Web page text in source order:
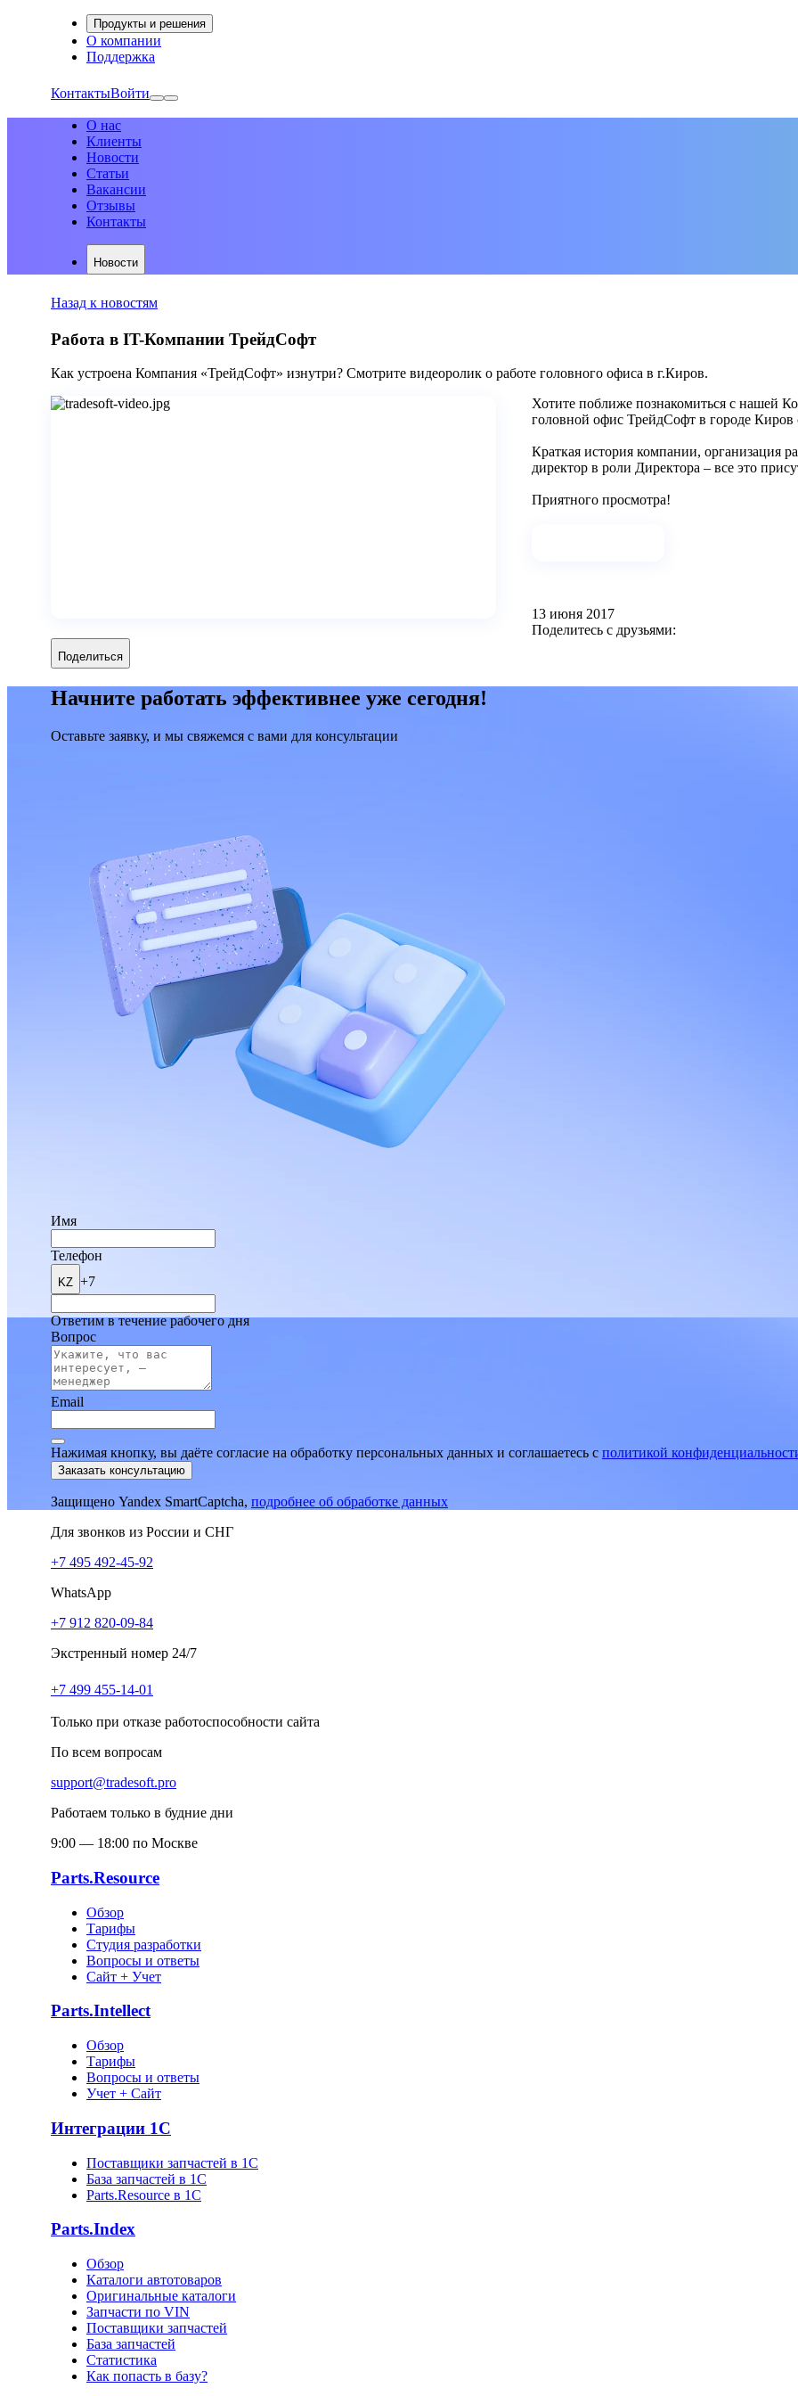
Продукты и решения
О компании
Поддержка
КонтактыВойти
О нас
Клиенты
Новости
Статьи
Вакансии
Отзывы
Контакты
Новости
Назад к новостям
Работа в IT-Компании ТрейдСофт
Как устроена Компания «ТрейдСофт» изнутри? Смотрите видеоролик о работе головного офиса в г.Киров.
Хотите поближе познакомиться с нашей
головной офис ТрейдСофт в городе
Краткая история компании, организация
директор в роли Директора – все это
Приятного просмотра!
13 июня 2017
Поделитесь с друзьями:
Поделиться
Начните работать эффективнее уже сегодня!
Оставьте заявку, и мы свяжемся с вами для консультации
Имя
Телефон
KZ +7
Ответим в течение рабочего дня
Вопрос
Email
Нажимая кнопку, вы даёте согласие на обработку персональных данных и соглашаетесь c политикой
Заказать консультацию
Защищено Yandex SmartCaptcha, подробнее об обработке данных
Для звонков из России и СНГ
+7 495 492-45-92
WhatsApp
+7 912 820-09-84
Экстренный номер 24/7
+7 499 455-14-01
Только при отказе работоспособности сайта
По всем вопросам
support@tradesoft.pro
Работаем только в будние дни
9:00 — 18:00 по Москве
Parts.Resource
Обзор
Тарифы
Студия разработки
Вопросы и ответы
Сайт + Учет
Parts.Intellect
Обзор
Тарифы
Вопросы и ответы
Учет + Сайт
Интеграции 1С
Поставщики запчастей в 1C
База запчастей в 1С
Parts.Resource в 1C
Parts.Index
Обзор
Каталоги автотоваров
Оригинальные каталоги
Запчасти по VIN
Поставщики запчастей
База запчастей
Статистика
Как попасть в базу?